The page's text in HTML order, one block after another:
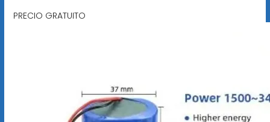
PRECIO GRATUITO